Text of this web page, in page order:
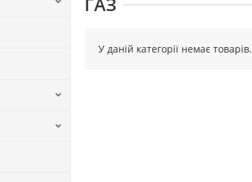
У даній категорії немає товарів.